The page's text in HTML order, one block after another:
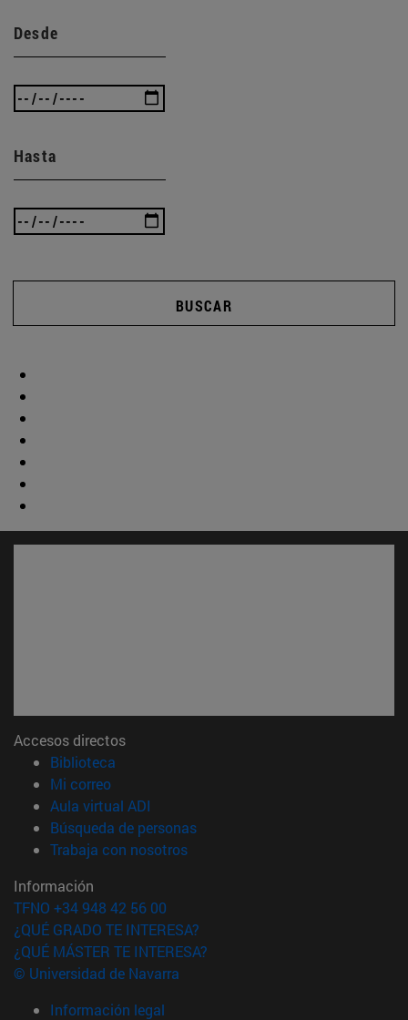
Desde
Hasta
BUSCAR
Accesos directos
Biblioteca
Mi correo(abre en nueva ventana)
Aula virtual ADI
Búsqueda de personas(abre en nueva ventana)
Trabaja con nosotros(abre en nueva ventana)
Información
TFNO +34 948 42 56 00
¿QUÉ GRADO TE INTERESA?
¿QUÉ MÁSTER TE INTERESA?
© Universidad de Navarra
Información legal